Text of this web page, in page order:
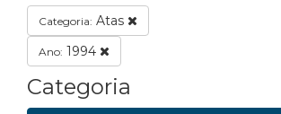
Categoria: Atas
Ano: 1994
Categoria